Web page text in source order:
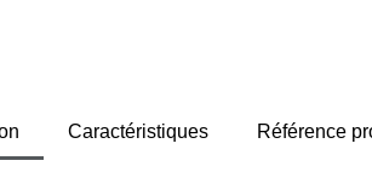
Caractéristiques Référence